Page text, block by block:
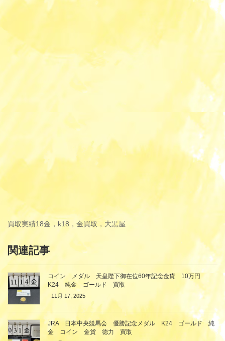
買取実績18金，k18，金買取，大黒屋
関連記事
コイン メダル 天皇陛下御在位60年記念金貨 10万円
K24 純金 ゴールド 買取
11月 17, 2025
JRA 日本中央競馬会 優勝記念メダル K24 ゴールド 純
金 コイン 金貨 徳力 買取